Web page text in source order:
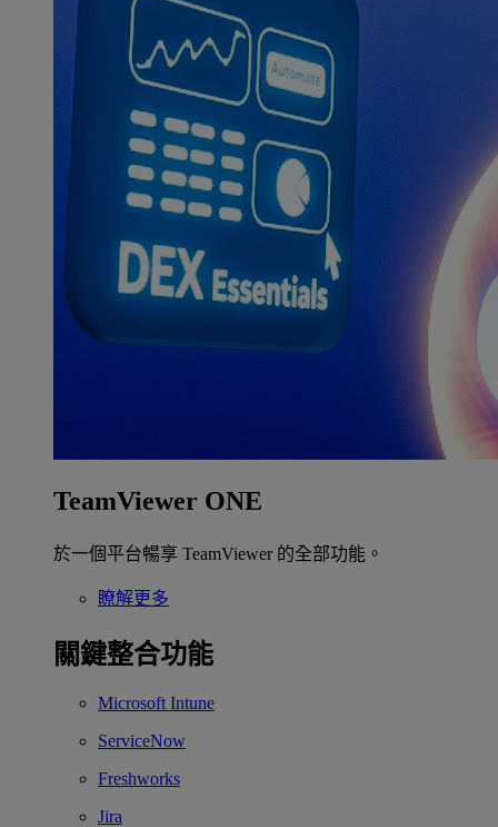
TeamViewer ONE
於一個平台暢享 TeamViewer 的全部功能。
瞭解更多
關鍵整合功能
Microsoft Intune
ServiceNow
Freshworks
Jira